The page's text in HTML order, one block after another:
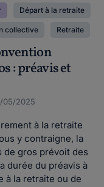
Départ à la retraite
collective Retraite
: préavis et
05/2025
à la retraite
y contraigne, la
gros prévoit des
durée du préavis à
à la retraite ou de